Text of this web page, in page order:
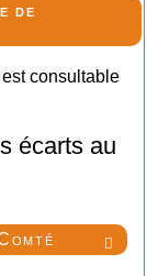

de
consultable
écarts au